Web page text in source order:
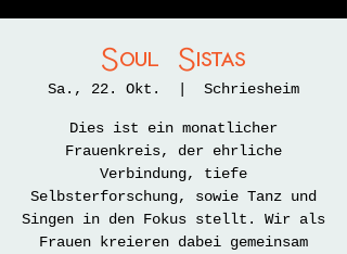
Soul Sistas
Sa., 22. Okt. Schriesheim
Dies ist ein monatlicher
Frauenkreis, der ehrliche
Verbindung, tiefe
Selbsterforschung, sowie Tanz und
Singen in den Fokus stellt. Wir als
Frauen kreieren dabei gemeinsam